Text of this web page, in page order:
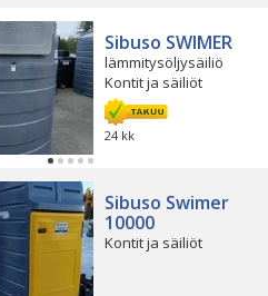
Sibuso SWIMER
lämmitysöljysäiliö
Kontit ja säiliöt
24 kk
Sibuso Swimer
10000
Kontit ja säiliöt